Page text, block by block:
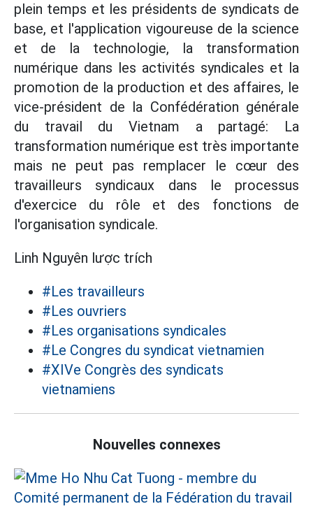
plein temps et les présidents de syndicats de
base, et l'application vigoureuse de la science
et de la technologie, la transformation
numérique dans les activités syndicales et la
promotion de la production et des affaires, le
vice-président de la Confédération générale
du travail du Vietnam a partagé: La
transformation numérique est très importante
mais ne peut pas remplacer le cœur des
travailleurs syndicaux dans le processus
d'exercice du rôle et des fonctions de
l'organisation syndicale.
Linh Nguyên lược trích
#Les travailleurs
#Les ouvriers
#Les organisations syndicales
#Le Congres du syndicat vietnamien
#XIVe Congrès des syndicats
vietnamiens
Nouvelles connexes